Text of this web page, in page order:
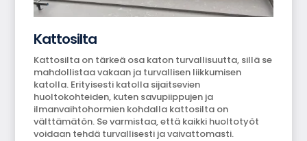
Kattosilta
Kattosilta on tärkeä osa katon turvallisuutta, sillä se
mahdollistaa vakaan ja turvallisen liikkumisen
katolla. Erityisesti katolla sijaitsevien
huoltokohteiden, kuten savupiippujen ja
ilmanvaihtohormien kohdalla kattosilta on
välttämätön. Se varmistaa, että kaikki huoltotyöt
voidaan tehdä turvallisesti ja vaivattomasti.